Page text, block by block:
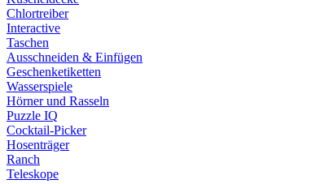
Chlortreiber
Interactive
Taschen
Ausschneiden & Einfügen
Geschenketiketten
Wasserspiele
Hörner und Rasseln
Puzzle IQ
Cocktail-Picker
Hosenträger
Ranch
Teleskope